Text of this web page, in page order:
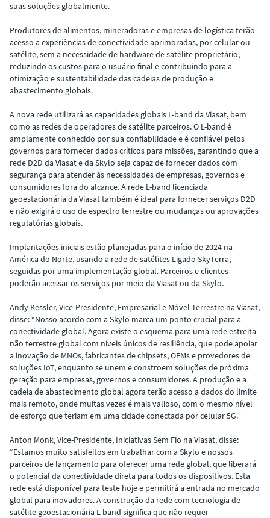
suas soluções globalmente.
Produtores de alimentos, mineradoras e empresas de logística terão
acesso a experiências de conectividade aprimoradas, por celular ou
satélite, sem a necessidade de hardware de satélite proprietário,
reduzindo os custos para o usuário final e contribuindo para a
otimização e sustentabilidade das cadeias de produção e
abastecimento globais.
A nova rede utilizará as capacidades globais L-band da Viasat, bem
como as redes de operadores de satélite parceiros. O L-band é
amplamente conhecido por sua confiabilidade e é confiável pelos
governos para fornecer dados críticos para missões, garantindo que a
rede D2D da Viasat e da Skylo seja capaz de fornecer dados com
segurança para atender às necessidades de empresas, governos e
consumidores fora do alcance. A rede L-band licenciada
geoestacionária da Viasat também é ideal para fornecer serviços D2D
e não exigirá o uso de espectro terrestre ou mudanças ou aprovações
regulatórias globais.
Implantações iniciais estão planejadas para o início de 2024 na
América do Norte, usando a rede de satélites Ligado SkyTerra,
seguidas por uma implementação global. Parceiros e clientes
poderão acessar os serviços por meio da Viasat ou da Skylo.
Andy Kessler, Vice-Presidente, Empresarial e Móvel Terrestre na Viasat,
disse: “Nosso acordo com a Skylo marca um ponto crucial para a
conectividade global. Agora existe o esquema para uma rede estreita
não terrestre global com níveis únicos de resiliência, que pode apoiar
a inovação de MNOs, fabricantes de chipsets, OEMs e provedores de
soluções IoT, enquanto se unem e constroem soluções de próxima
geração para empresas, governos e consumidores. A produção e a
cadeia de abastecimento global agora terão acesso a dados do limite
mais remoto, onde muitas vezes é mais valioso, com o mesmo nível
de esforço que teriam em uma cidade conectada por celular 5G.”
Anton Monk, Vice-Presidente, Iniciativas Sem Fio na Viasat, disse:
“Estamos muito satisfeitos em trabalhar com a Skylo e nossos
parceiros de lançamento para oferecer uma rede global, que liberará
o potencial da conectividade direta para todos os dispositivos. Esta
rede está disponível para teste hoje e permitirá a entrada no mercado
global para inovadores. A construção da rede com tecnologia de
satélite geoestacionária L-band significa que não requer